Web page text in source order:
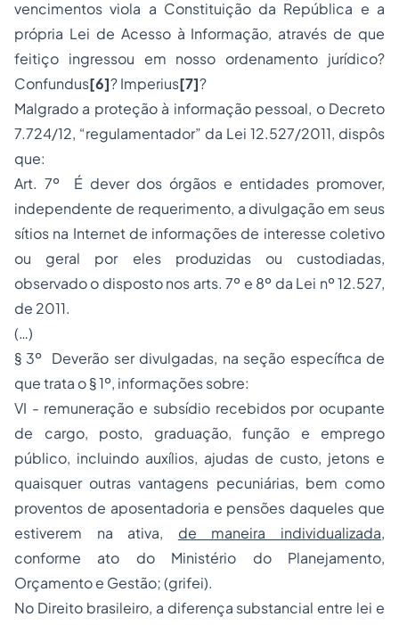
vencimentos viola a Constituição da República e a
própria Lei de Acesso à Informação, através de que
feitiço ingressou em nosso ordenamento jurídico?
Confundus[6]? Imperius[7]?
Malgrado a proteção à informação pessoal, o Decreto
7.724/12, “regulamentador” da Lei 12.527/2011, dispôs
que:
Art. 7º É dever dos órgãos e entidades promover,
independente de requerimento, a divulgação em seus
sítios na Internet de informações de interesse coletivo
ou geral por eles produzidas ou custodiadas,
observado o disposto nos arts. 7º e 8º da Lei nº 12.527,
de 2011.
(…)
§ 3º Deverão ser divulgadas, na seção específica de
que trata o § 1º, informações sobre:
VI - remuneração e subsídio recebidos por ocupante
de cargo, posto, graduação, função e emprego
público, incluindo auxílios, ajudas de custo, jetons e
quaisquer outras vantagens pecuniárias, bem como
proventos de aposentadoria e pensões daqueles que
estiverem na ativa, de maneira individualizada,
conforme ato do Ministério do Planejamento,
Orçamento e Gestão; (grifei).
No Direito brasileiro, a diferença substancial entre lei e